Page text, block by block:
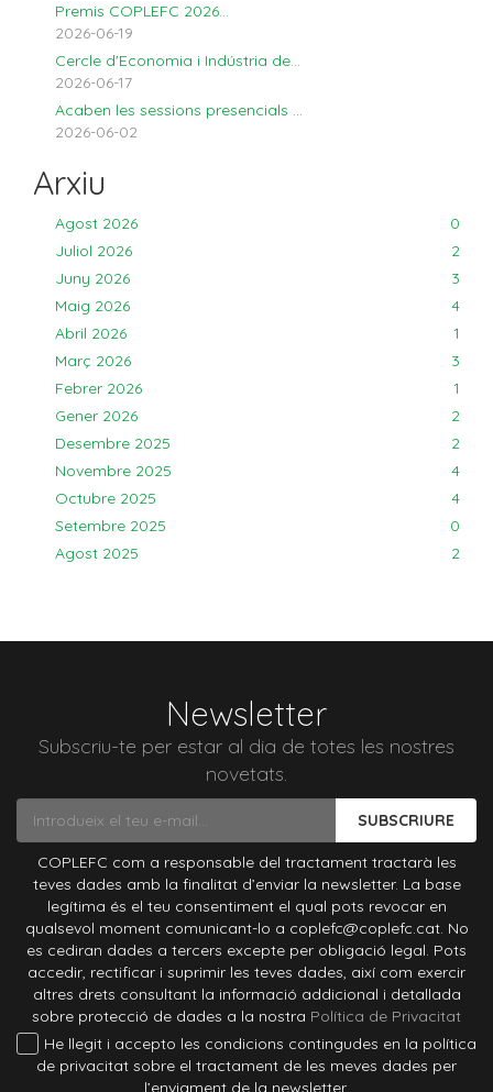
Premis COPLEFC 2026...
2026-06-19
Cercle d'Economia i Indústria de...
2026-06-17
Acaben les sessions presencials ...
2026-06-02
Arxiu
Agost 2026
0
Juliol 2026
2
Juny 2026
3
Maig 2026
4
Abril 2026
1
Març 2026
3
Febrer 2026
1
Gener 2026
2
Desembre 2025
2
Novembre 2025
4
Octubre 2025
4
Setembre 2025
0
Agost 2025
2
Newsletter
Subscriu-te per estar al dia de totes les nostres
novetats.
SUBSCRIURE
COPLEFC com a responsable del tractament tractarà les
teves dades amb la finalitat d’enviar la newsletter. La base
legítima és el teu consentiment el qual pots revocar en
qualsevol moment comunicant-lo a coplefc@coplefc.cat. No
es cediran dades a tercers excepte per obligació legal. Pots
accedir, rectificar i suprimir les teves dades, així com exercir
altres drets consultant la informació addicional i detallada
sobre protecció de dades a la nostra Política de Privacitat
He llegit i accepto les condicions contingudes en la política
de privacitat sobre el tractament de les meves dades per
l’enviament de la newsletter.